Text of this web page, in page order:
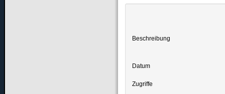
Beschreibung
Datum
Zugriffe